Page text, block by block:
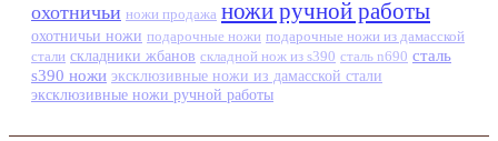
охотничьи ножи продажа ножи ручной работы
охотничьи ножи подарочные ножи подарочные ножи из дамасской
стали складники жбанов складной нож из s390 сталь n690 сталь
s390 ножи эксклюзивные ножи из дамасской стали
эксклюзивные ножи ручной работы